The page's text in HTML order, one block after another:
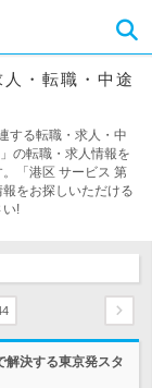
・転職・中途
する転職・求人・中
の転職・求人情報を
「港区 サービス 第
をお探しいただける
い!
解決する東京発スタ